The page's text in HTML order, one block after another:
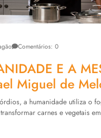
Comentários: 0
E A
Miguel de
a humanidade utiliza o
carnes e vegetais